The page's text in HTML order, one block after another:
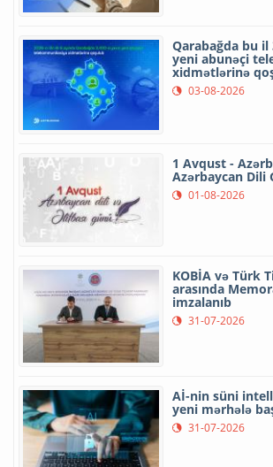
Qarabağda bu il
yeni abunəçi
xidmətlərinə
03-08-2026
1 Avqust -
Azərbaycan Dili
01-08-2026
KOBİA və Türk
arasında
imzalanıb
31-07-2026
Aİ-nin süni
yeni mərhələ
31-07-2026